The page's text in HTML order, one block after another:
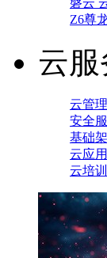
磐云
Z6尊
云服
云管
安全
基础
云应
云培